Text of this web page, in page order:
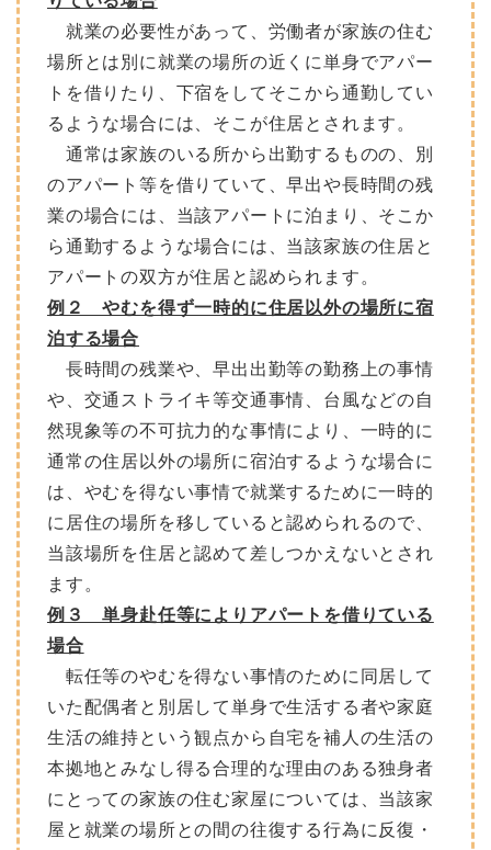
就業の必要性があって、労働者が家族の住む
場所とは別に就業の場所の近くに単身でアパー
トを借りたり、下宿をしてそこから通勤してい
るような場合には、そこが住居とされます。
通常は家族のいる所から出勤するものの、別
のアパート等を借りていて、早出や長時間の残
業の場合には、当該アパートに泊まり、そこか
ら通勤するような場合には、当該家族の住居と
アパートの双方が住居と認められます。
例２ やむを得ず一時的に住居以外の場所に宿
泊する場合
長時間の残業や、早出出勤等の勤務上の事情
や、交通ストライキ等交通事情、台風などの自
然現象等の不可抗力的な事情により、一時的に
通常の住居以外の場所に宿泊するような場合に
は、やむを得ない事情で就業するために一時的
に居住の場所を移していると認められるので、
当該場所を住居と認めて差しつかえないとされ
ます。
例３ 単身赴任等によりアパートを借りている
場合
転任等のやむを得ない事情のために同居して
いた配偶者と別居して単身で生活する者や家庭
生活の維持という観点から自宅を補人の生活の
本拠地とみなし得る合理的な理由のある独身者
にとっての家族の住む家屋については、当該家
屋と就業の場所との間の往復する行為に反復・